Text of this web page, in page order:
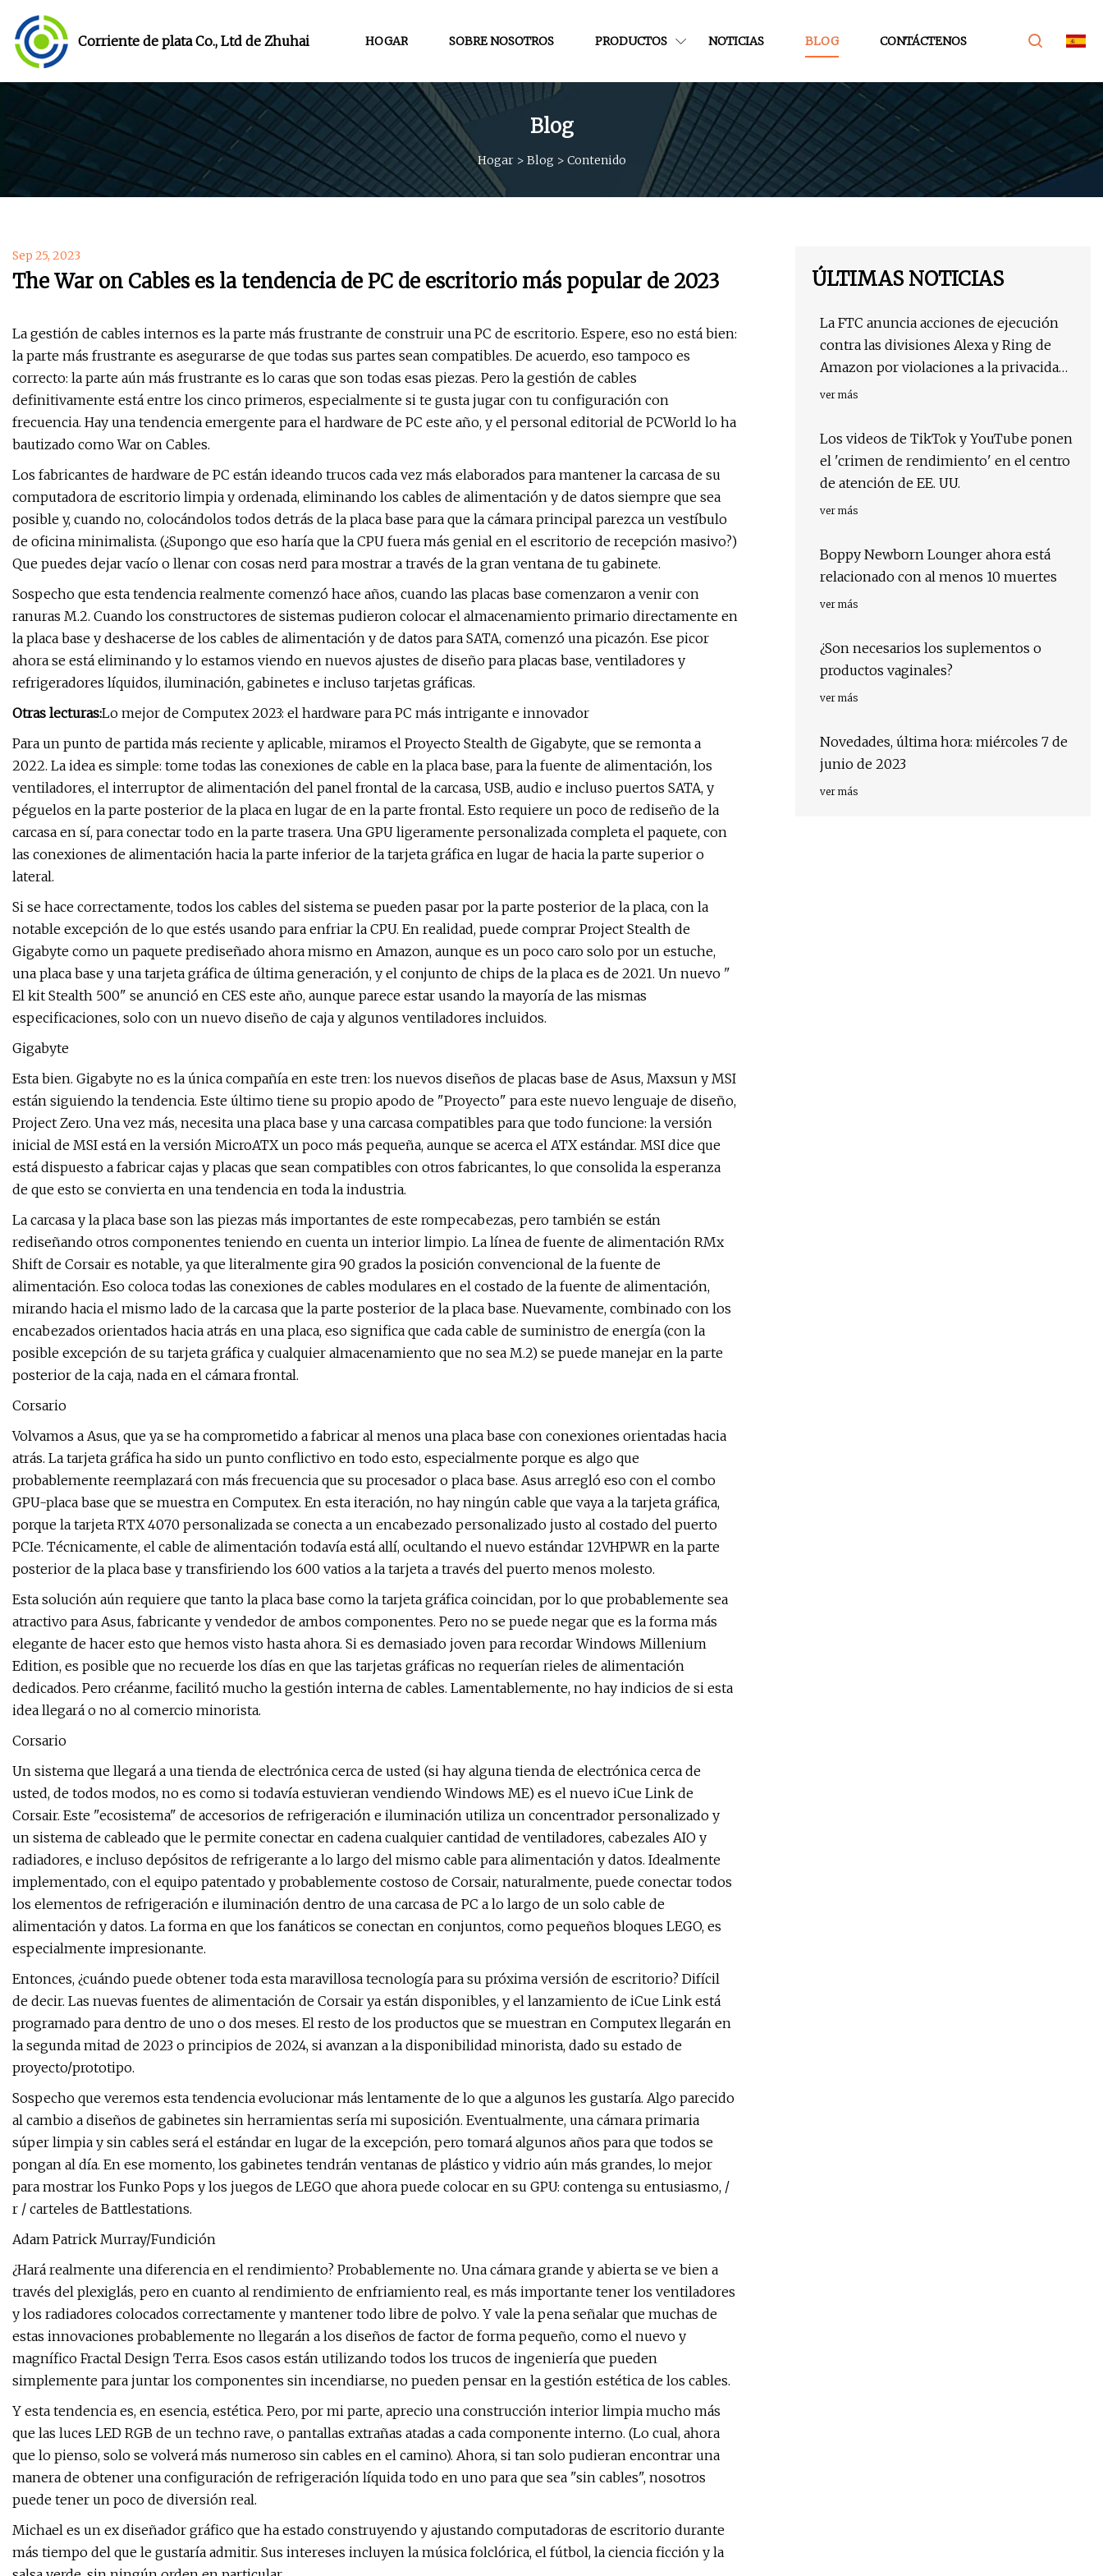
Corriente de plata Co., Ltd de Zhuhai HOGAR SOBRE NOSOTROS PRODUCTOS NOTICIAS BLOG CONTÁCTENOS
Blog
Hogar> Blog > Contenido
Sep 25, 2023
The War on Cables es la tendencia de PC de escritorio más popular de 2023
La gestión de cables internos es la parte más frustrante de construir una PC de escritorio. Espere, eso no está bien:
la parte más frustrante es asegurarse de que todas sus partes sean compatibles. De acuerdo, eso tampoco es
correcto: la parte aún más frustrante es lo caras que son todas esas piezas. Pero la gestión de cables
definitivamente está entre los cinco primeros, especialmente si te gusta jugar con tu configuración con
frecuencia. Hay una tendencia emergente para el hardware de PC este año, y el personal editorial de PCWorld lo ha
bautizado como War on Cables.
Los fabricantes de hardware de PC están ideando trucos cada vez más elaborados para mantener la carcasa de su
computadora de escritorio limpia y ordenada, eliminando los cables de alimentación y de datos siempre que sea
posible y, cuando no, colocándolos todos detrás de la placa base para que la cámara principal parezca un vestíbulo
de oficina minimalista. (¿Supongo que eso haría que la CPU fuera más genial en el escritorio de recepción masivo?)
Que puedes dejar vacío o llenar con cosas nerd para mostrar a través de la gran ventana de tu gabinete.
Sospecho que esta tendencia realmente comenzó hace años, cuando las placas base comenzaron a venir con
ranuras M.2. Cuando los constructores de sistemas pudieron colocar el almacenamiento primario directamente en
la placa base y deshacerse de los cables de alimentación y de datos para SATA, comenzó una picazón. Ese picor
ahora se está eliminando y lo estamos viendo en nuevos ajustes de diseño para placas base, ventiladores y
refrigeradores líquidos, iluminación, gabinetes e incluso tarjetas gráficas.
Otras lecturas:Lo mejor de Computex 2023: el hardware para PC más intrigante e innovador
Para un punto de partida más reciente y aplicable, miramos el Proyecto Stealth de Gigabyte, que se remonta a
2022. La idea es simple: tome todas las conexiones de cable en la placa base, para la fuente de alimentación, los
ventiladores, el interruptor de alimentación del panel frontal de la carcasa, USB, audio e incluso puertos SATA, y
péguelos en la parte posterior de la placa en lugar de en la parte frontal. Esto requiere un poco de rediseño de la
carcasa en sí, para conectar todo en la parte trasera. Una GPU ligeramente personalizada completa el paquete, con
las conexiones de alimentación hacia la parte inferior de la tarjeta gráfica en lugar de hacia la parte superior o
lateral.
Si se hace correctamente, todos los cables del sistema se pueden pasar por la parte posterior de la placa, con la
notable excepción de lo que estés usando para enfriar la CPU. En realidad, puede comprar Project Stealth de
Gigabyte como un paquete prediseñado ahora mismo en Amazon, aunque es un poco caro solo por un estuche,
una placa base y una tarjeta gráfica de última generación, y el conjunto de chips de la placa es de 2021. Un nuevo "
El kit Stealth 500" se anunció en CES este año, aunque parece estar usando la mayoría de las mismas
especificaciones, solo con un nuevo diseño de caja y algunos ventiladores incluidos.
Gigabyte
Esta bien. Gigabyte no es la única compañía en este tren: los nuevos diseños de placas base de Asus, Maxsun y MSI
están siguiendo la tendencia. Este último tiene su propio apodo de "Proyecto" para este nuevo lenguaje de diseño,
Project Zero. Una vez más, necesita una placa base y una carcasa compatibles para que todo funcione: la versión
inicial de MSI está en la versión MicroATX un poco más pequeña, aunque se acerca el ATX estándar. MSI dice que
está dispuesto a fabricar cajas y placas que sean compatibles con otros fabricantes, lo que consolida la esperanza
de que esto se convierta en una tendencia en toda la industria.
La carcasa y la placa base son las piezas más importantes de este rompecabezas, pero también se están
rediseñando otros componentes teniendo en cuenta un interior limpio. La línea de fuente de alimentación RMx
Shift de Corsair es notable, ya que literalmente gira 90 grados la posición convencional de la fuente de
alimentación. Eso coloca todas las conexiones de cables modulares en el costado de la fuente de alimentación,
mirando hacia el mismo lado de la carcasa que la parte posterior de la placa base. Nuevamente, combinado con los
encabezados orientados hacia atrás en una placa, eso significa que cada cable de suministro de energía (con la
posible excepción de su tarjeta gráfica y cualquier almacenamiento que no sea M.2) se puede manejar en la parte
posterior de la caja, nada en el cámara frontal.
Corsario
Volvamos a Asus, que ya se ha comprometido a fabricar al menos una placa base con conexiones orientadas hacia
atrás. La tarjeta gráfica ha sido un punto conflictivo en todo esto, especialmente porque es algo que
probablemente reemplazará con más frecuencia que su procesador o placa base. Asus arregló eso con el combo
GPU-placa base que se muestra en Computex. En esta iteración, no hay ningún cable que vaya a la tarjeta gráfica,
porque la tarjeta RTX 4070 personalizada se conecta a un encabezado personalizado justo al costado del puerto
PCIe. Técnicamente, el cable de alimentación todavía está allí, ocultando el nuevo estándar 12VHPWR en la parte
posterior de la placa base y transfiriendo los 600 vatios a la tarjeta a través del puerto menos molesto.
Esta solución aún requiere que tanto la placa base como la tarjeta gráfica coincidan, por lo que probablemente sea
atractivo para Asus, fabricante y vendedor de ambos componentes. Pero no se puede negar que es la forma más
elegante de hacer esto que hemos visto hasta ahora. Si es demasiado joven para recordar Windows Millenium
Edition, es posible que no recuerde los días en que las tarjetas gráficas no requerían rieles de alimentación
dedicados. Pero créanme, facilitó mucho la gestión interna de cables. Lamentablemente, no hay indicios de si esta
idea llegará o no al comercio minorista.
Corsario
Un sistema que llegará a una tienda de electrónica cerca de usted (si hay alguna tienda de electrónica cerca de
usted, de todos modos, no es como si todavía estuvieran vendiendo Windows ME) es el nuevo iCue Link de
Corsair. Este "ecosistema" de accesorios de refrigeración e iluminación utiliza un concentrador personalizado y
un sistema de cableado que le permite conectar en cadena cualquier cantidad de ventiladores, cabezales AIO y
radiadores, e incluso depósitos de refrigerante a lo largo del mismo cable para alimentación y datos. Idealmente
implementado, con el equipo patentado y probablemente costoso de Corsair, naturalmente, puede conectar todos
los elementos de refrigeración e iluminación dentro de una carcasa de PC a lo largo de un solo cable de
alimentación y datos. La forma en que los fanáticos se conectan en conjuntos, como pequeños bloques LEGO, es
especialmente impresionante.
Entonces, ¿cuándo puede obtener toda esta maravillosa tecnología para su próxima versión de escritorio? Difícil
de decir. Las nuevas fuentes de alimentación de Corsair ya están disponibles, y el lanzamiento de iCue Link está
programado para dentro de uno o dos meses. El resto de los productos que se muestran en Computex llegarán en
la segunda mitad de 2023 o principios de 2024, si avanzan a la disponibilidad minorista, dado su estado de
proyecto/prototipo.
Sospecho que veremos esta tendencia evolucionar más lentamente de lo que a algunos les gustaría. Algo parecido
al cambio a diseños de gabinetes sin herramientas sería mi suposición. Eventualmente, una cámara primaria
súper limpia y sin cables será el estándar en lugar de la excepción, pero tomará algunos años para que todos se
pongan al día. En ese momento, los gabinetes tendrán ventanas de plástico y vidrio aún más grandes, lo mejor
para mostrar los Funko Pops y los juegos de LEGO que ahora puede colocar en su GPU: contenga su entusiasmo, /
r / carteles de Battlestations.
Adam Patrick Murray/Fundición
¿Hará realmente una diferencia en el rendimiento? Probablemente no. Una cámara grande y abierta se ve bien a
través del plexiglás, pero en cuanto al rendimiento de enfriamiento real, es más importante tener los ventiladores
y los radiadores colocados correctamente y mantener todo libre de polvo. Y vale la pena señalar que muchas de
estas innovaciones probablemente no llegarán a los diseños de factor de forma pequeño, como el nuevo y
magnífico Fractal Design Terra. Esos casos están utilizando todos los trucos de ingeniería que pueden
simplemente para juntar los componentes sin incendiarse, no pueden pensar en la gestión estética de los cables.
Y esta tendencia es, en esencia, estética. Pero, por mi parte, aprecio una construcción interior limpia mucho más
que las luces LED RGB de un techno rave, o pantallas extrañas atadas a cada componente interno. (Lo cual, ahora
que lo pienso, solo se volverá más numeroso sin cables en el camino). Ahora, si tan solo pudieran encontrar una
manera de obtener una configuración de refrigeración líquida todo en uno para que sea "sin cables", nosotros
puede tener un poco de diversión real.
Michael es un ex diseñador gráfico que ha estado construyendo y ajustando computadoras de escritorio durante
más tiempo del que le gustaría admitir. Sus intereses incluyen la música folclórica, el fútbol, ​​la ciencia ficción y la
ÚLTIMAS NOTICIAS
La FTC anuncia acciones de ejecución
contra las divisiones Alexa y Ring de
Amazon por violaciones a la privacidad
del usuario
ver más
Los videos de TikTok y YouTube ponen
el 'crimen de rendimiento' en el centro
de atención de EE. UU.
ver más
Boppy Newborn Lounger ahora está
relacionado con al menos 10 muertes
ver más
¿Son necesarios los suplementos o
productos vaginales?
ver más
Novedades, última hora: miércoles 7 de
junio de 2023
ver más